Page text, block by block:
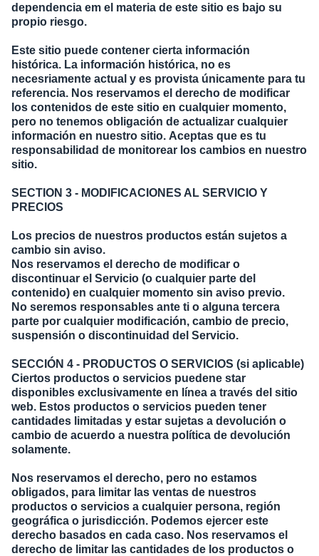
dependencia em el materia de este sitio es bajo su
propio riesgo.
Este sitio puede contener cierta información
histórica. La información histórica, no es
necesriamente actual y es provista únicamente para tu
referencia. Nos reservamos el derecho de modificar
los contenidos de este sitio en cualquier momento,
pero no tenemos obligación de actualizar cualquier
información en nuestro sitio. Aceptas que es tu
responsabilidad de monitorear los cambios en nuestro
sitio.
SECTION 3 - MODIFICACIONES AL SERVICIO Y
PRECIOS
Los precios de nuestros productos están sujetos a
cambio sin aviso.
Nos reservamos el derecho de modificar o
discontinuar el Servicio (o cualquier parte del
contenido) en cualquier momento sin aviso previo.
No seremos responsables ante ti o alguna tercera
parte por cualquier modificación, cambio de precio,
suspensión o discontinuidad del Servicio.
SECCIÓN 4 - PRODUCTOS O SERVICIOS (si aplicable)
Ciertos productos o servicios puedene star
disponibles exclusivamente en línea a través del sitio
web. Estos productos o servicios pueden tener
cantidades limitadas y estar sujetas a devolución o
cambio de acuerdo a nuestra política de devolución
solamente.
Nos reservamos el derecho, pero no estamos
obligados, para limitar las ventas de nuestros
productos o servicios a cualquier persona, región
geográfica o jurisdicción. Podemos ejercer este
derecho basados en cada caso. Nos reservamos el
derecho de limitar las cantidades de los productos o